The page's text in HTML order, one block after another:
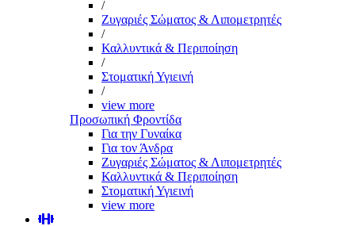
/
Ζυγαριές Σώματος & Λιπομετρητές
/
Καλλυντικά & Περιποίηση
/
Στοματική Υγιεινή
/
view more
Προσωπική Φροντίδα
Για την Γυναίκα
Για τον Άνδρα
Ζυγαριές Σώματος & Λιπομετρητές
Καλλυντικά & Περιποίηση
Στοματική Υγιεινή
view more